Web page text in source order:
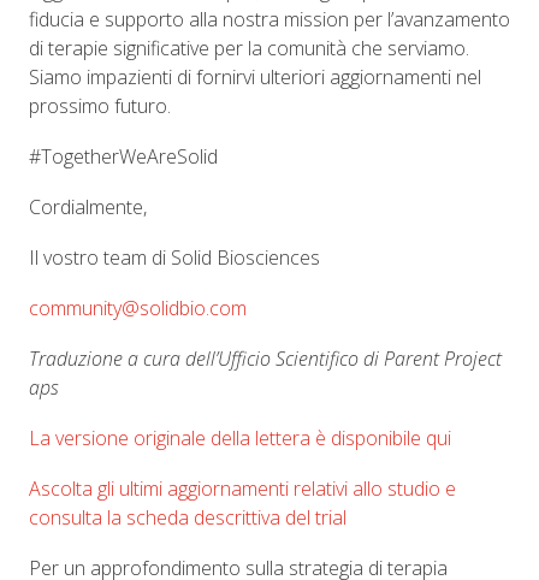
fiducia e supporto alla nostra mission per l’avanzamento
di terapie significative per la comunità che serviamo.
Siamo impazienti di fornirvi ulteriori aggiornamenti nel
prossimo futuro.
#TogetherWeAreSolid
Cordialmente,
Il vostro team di Solid Biosciences
community@solidbio.com
Traduzione a cura dell’Ufficio Scientifico di Parent Project
aps
La versione originale della lettera è disponibile qui
Ascolta gli ultimi aggiornamenti relativi allo studio e
consulta la scheda descrittiva del trial
Per un approfondimento sulla strategia di terapia